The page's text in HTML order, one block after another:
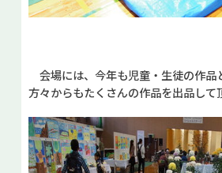
会場には、今年も児童・生徒の作品
方々からもたくさんの作品を出品して